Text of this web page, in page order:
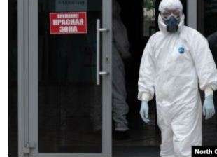
СИБИРЬ.РЕАЛИИ
РАСПИСАНИЕ ВЕЩАНИЯ
ПОДПИШИТЕСЬ НА РАССЫЛКУ